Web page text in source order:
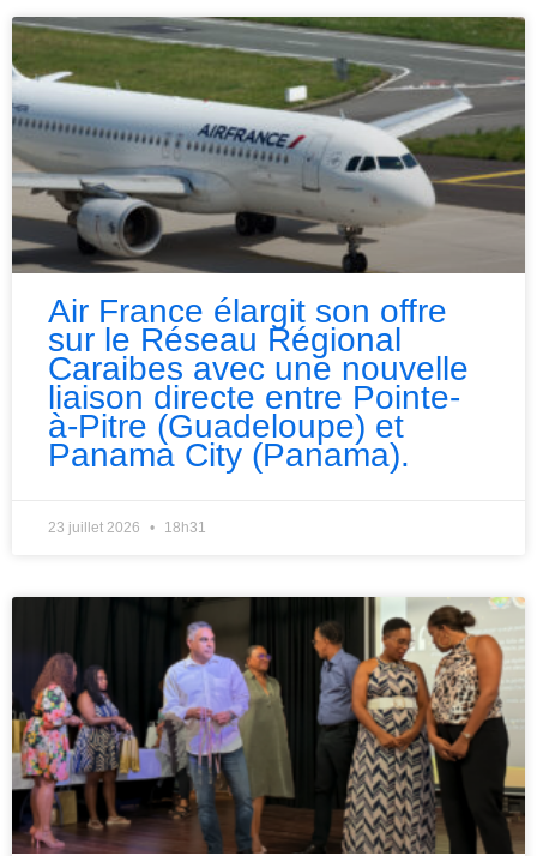
Air France élargit son offre
sur le Réseau Régional
Caraibes avec une nouvelle
liaison directe entre Pointe-
à-Pitre (Guadeloupe) et
Panama City (Panama).
23 juillet 2026 18h31